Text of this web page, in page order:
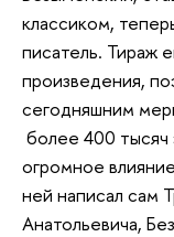
классиком,
писатель. Тираж
произведения,
сегодняшним
более 400
огромное
ней написал сам
Анатольевича,